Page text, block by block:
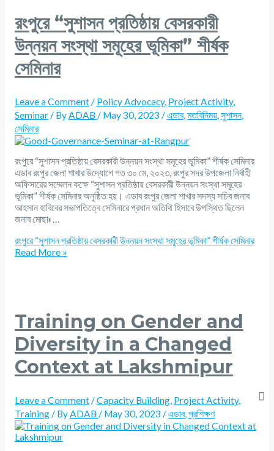
রংপুরে “সুশাসন প্রতিষ্ঠায় বেসরকারী
উন্নয়ন সংস্থা সমূহের ভূমিকা” শীর্ষক
সেমিনার
Leave a Comment / Policy Advocacy, Project Activity,
Seminar/ By ADAB / May 30, 2023 /এডাব, মতবিনিময়, সুশাসন,
সেমিনার
রংপুরে “সুশাসন প্রতিষ্ঠায় বেসরকারী উন্নয়ন সংস্থা সমূহের ভূমিকা” শীর্ষক সেমিনার
এডাব রংপুর জেলা শাখার উদ্যোগে গত ৩০ মে, ২০২৩, রংপুর সদর উপজেলা নির্বাহী
অফিসারের সম্মেলন কক্ষে “সুশাসন প্রতিষ্ঠায় বেসরকারী উন্নয়ন সংস্থা সমূহের
ভূমিকা” শীর্ষক সেমিনার অনুষ্ঠিত হয়। এডাব রংপুর জেলা শাখার সদস্য সচিব জনাব
আহসান হাবিবের সভাপতিত্বে সেমিনারে প্রধান অতিথি হিসাবে উপস্থিত ছিলেন
জনাব মোছাঃ …
রংপুরে “সুশাসন প্রতিষ্ঠায় বেসরকারী উন্নয়ন সংস্থা সমূহের ভূমিকা” শীর্ষক সেমিনার
Read More »
Training on Gender and
Diversity in a Changed
Context at Lakshmipur
Leave a Comment/Capacity Building, Project Activity,
Training/ ByADAB / May 30, 2023 /এডাব,প্রশিক্ষণ